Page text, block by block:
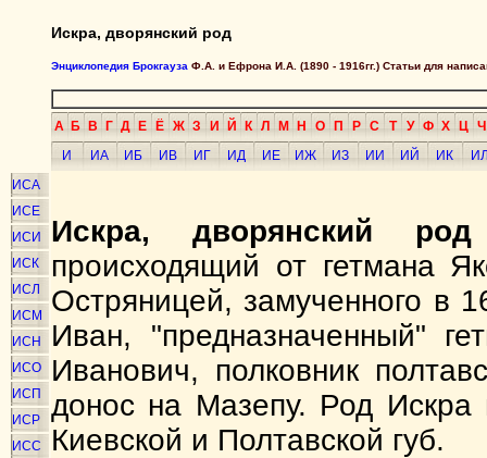
Искра, дворянский род
Энциклопедия Брокгауза Ф.А. и Ефрона И.А. (1890 - 1916гг.) Статьи для
А Б В Г Д Е Ё Ж З И Й К Л М Н О П Р С Т У Ф Х Ц Ч
И
ИА ИБ ИВ ИГ ИД ИЕ ИЖ ИЗ ИИ ИЙ ИК
ИСА
ИСЕ
ИСИ
ИСК
ИСЛ
ИСМ
ИСН
ИСО
ИСП
ИСР
ИСС
Искра, дворянский род
происходящий от гетмана
Остряницей, замученного в
Иван, "предназначенный"
Иванович, полковник
донос на Мазепу. Род Искра
Киевской и Полтавской губ.